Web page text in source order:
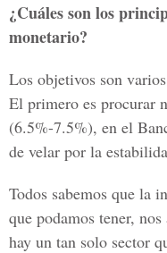
¿Cuáles son los
monetario?
Los objetivos son
El primero es procurar
(6.5%-7.5%), en el
de velar por la
Todos sabemos que la
que podamos tener,
hay un tan solo sector